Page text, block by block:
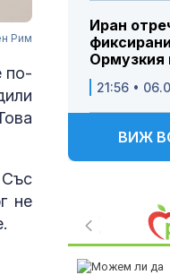
Рим
по-
не
Иран
Ормузкия
21:56 •
ВИЖ